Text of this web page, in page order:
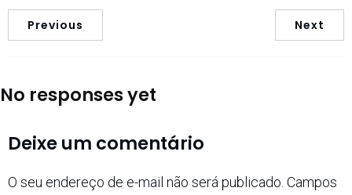
Previous Next
No responses yet
Deixe um comentário
O seu endereço de e-mail não será publicado. Campos